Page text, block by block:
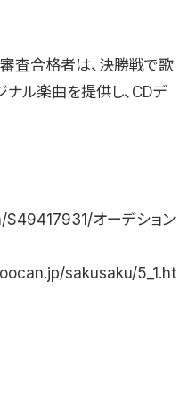
査合格者は、決勝戦で歌
ナル楽曲を提供し、CDデ
オーデション
sakusaku/5_1.ht